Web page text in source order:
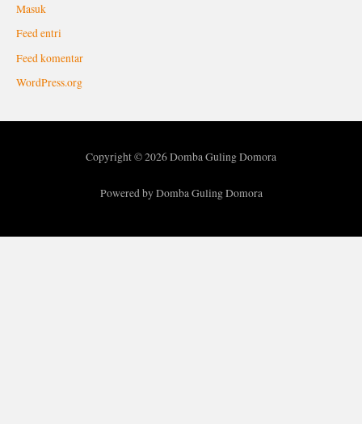
Masuk
Feed entri
Feed komentar
WordPress.org
Copyright © 2026 Domba Guling Domora
Powered by Domba Guling Domora